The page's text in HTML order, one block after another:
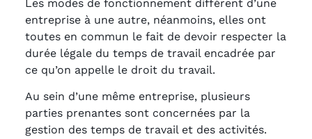
Les modes de fonctionnement diffèrent d’une
entreprise à une autre, néanmoins, elles ont
toutes en commun le fait de devoir respecter la
durée légale du temps de travail encadrée par
ce qu’on appelle le droit du travail.
Au sein d’une même entreprise, plusieurs
parties prenantes sont concernées par la
gestion des temps de travail et des activités.